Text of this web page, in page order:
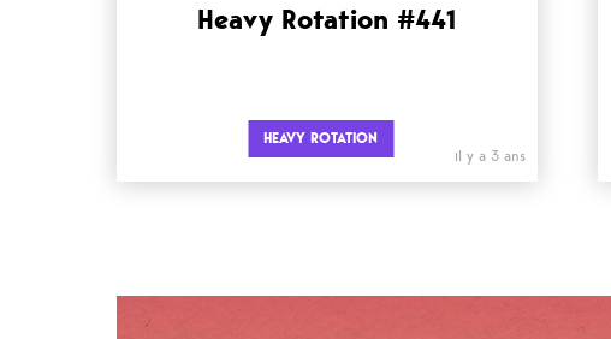
Heavy Rotation #441
HEAVY ROTATION
il y a 3 ans